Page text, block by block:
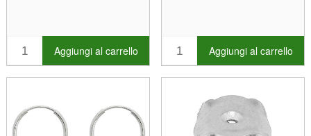
Aggiungi al carrello Aggiungi al carrello